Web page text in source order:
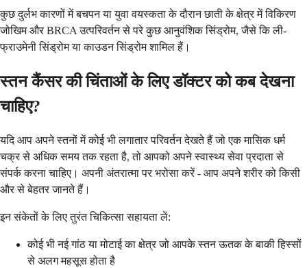
कुछ दुर्लभ कारणों में बचपन या युवा वयस्कता के दौरान छाती के क्षेत्र में विकिरण
जोखिम और BRCA उत्परिवर्तन से परे कुछ आनुवंशिक सिंड्रोम, जैसे कि ली-
फ्राउमेनी सिंड्रोम या काउडन सिंड्रोम शामिल हैं।
स्तन कैंसर की चिंताओं के लिए डॉक्टर को कब देखना
चाहिए?
यदि आप अपने स्तनों में कोई भी लगातार परिवर्तन देखते हैं जो एक मासिक धर्म
चक्र से अधिक समय तक रहता है, तो आपको अपने स्वास्थ्य सेवा प्रदाता से
संपर्क करना चाहिए। अपनी अंतरात्मा पर भरोसा करें - आप अपने शरीर को किसी
और से बेहतर जानते हैं।
इन संकेतों के लिए तुरंत चिकित्सा सहायता लें:
कोई भी नई गांठ या मोटाई का क्षेत्र जो आपके स्तन ऊतक के बाकी हिस्सों
से अलग महसूस होता है